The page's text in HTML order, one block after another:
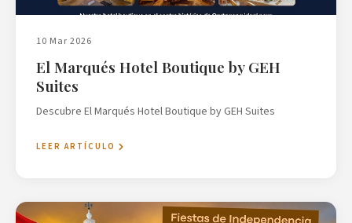
10 Mar 2026
El Marqués Hotel Boutique by GEH
Suites
Descubre El Marqués Hotel Boutique by GEH Suites
LEER ARTÍCULO